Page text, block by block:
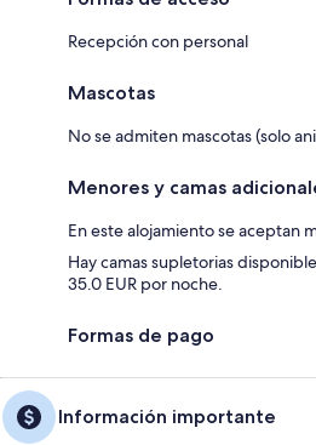
Recepción con personal
Mascotas
No se admiten mascotas (solo
Menores y camas
En este alojamiento se aceptan
Hay camas supletorias
35.0 EUR por noche.
Formas de pago
Información importante